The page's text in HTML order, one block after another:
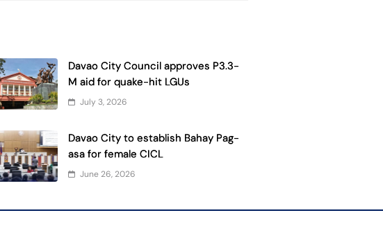
Davao City Council approves P3.3-
M aid for quake-hit LGUs
July 3, 2026
Davao City to establish Bahay Pag-
asa for female CICL
June 26, 2026